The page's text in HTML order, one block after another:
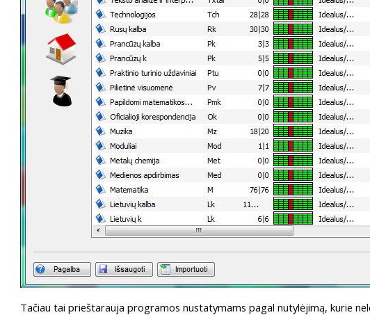
Tačiau tai prieštarauja programos nustatymams pagal nutylėjimą, kurie